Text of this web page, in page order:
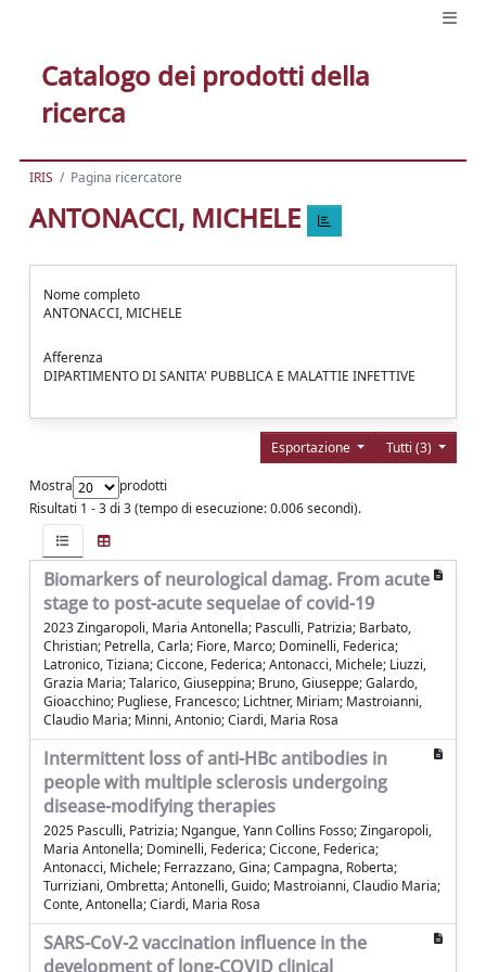
Catalogo dei prodotti della
ricerca
IRIS Pagina ricercatore
ANTONACCI, MICHELE
Nome completo
ANTONACCI, MICHELE
Afferenza
DIPARTIMENTO DI SANITA' PUBBLICA E MALATTIE INFETTIVE
Tutti (3)
Esportazione
Mostra
prodotti
Risultati 1 - 3 di 3 (tempo di esecuzione: 0.006 secondi).
Biomarkers of neurological damag. From acute
stage to post-acute sequelae of covid-19
2023 Zingaropoli, Maria Antonella; Pasculli, Patrizia; Barbato,
Christian; Petrella, Carla; Fiore, Marco; Dominelli, Federica;
Latronico, Tiziana; Ciccone, Federica; Antonacci, Michele; Liuzzi,
Grazia Maria; Talarico, Giuseppina; Bruno, Giuseppe; Galardo,
Gioacchino; Pugliese, Francesco; Lichtner, Miriam; Mastroianni,
Claudio Maria; Minni, Antonio; Ciardi, Maria Rosa
Intermittent loss of anti-HBc antibodies in
people with multiple sclerosis undergoing
disease-modifying therapies
2025 Pasculli, Patrizia; Ngangue, Yann Collins Fosso; Zingaropoli,
Maria Antonella; Dominelli, Federica; Ciccone, Federica;
Antonacci, Michele; Ferrazzano, Gina; Campagna, Roberta;
Turriziani, Ombretta; Antonelli, Guido; Mastroianni, Claudio Maria;
Conte, Antonella; Ciardi, Maria Rosa
SARS-CoV-2 vaccination influence in the
development of long-COVID clinical